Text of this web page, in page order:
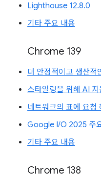
Lighthouse 12.8.0
기타 주요 내용
Chrome 139
더 안정적이고 생산
스타일링을 위해 AI 지
네트워크의 표에 요청
Google I/O 2025 주
기타 주요 내용
Chrome 138